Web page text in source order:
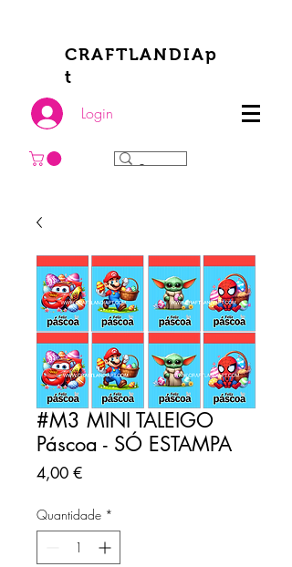
CRAFTLANDIAp
t
Login
#M3 MINI TALEIGO
Páscoa - SÓ ESTAMPA
4,00 €Preço
Quantidade *